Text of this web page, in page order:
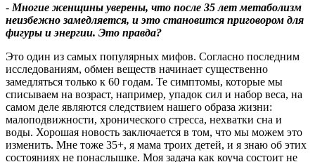
- Многие женщины уверены, что после 35 лет метаболизм
неизбежно замедляется, и это становится приговором для
фигуры и энергии. Это правда?
Это один из самых популярных мифов. Согласно последним
исследованиям, обмен веществ начинает существенно
замедляться только к 60 годам. Те симптомы, которые мы
списываем на возраст, например, упадок сил и набор веса, на
самом деле являются следствием нашего образа жизни:
малоподвижности, хронического стресса, нехватки сна и
воды. Хорошая новость заключается в том, что мы можем это
изменить. Мне тоже 35+, я мама троих детей, и я знаю об этих
состояниях не понаслышке. Моя задача как коуча состоит не